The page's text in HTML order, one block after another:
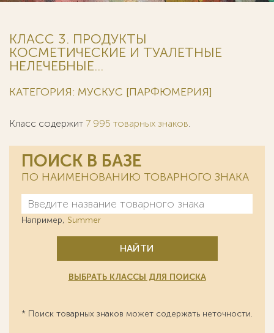
КЛАСС 3. ПРОДУКТЫ
КОСМЕТИЧЕСКИЕ И ТУАЛЕТНЫЕ
НЕЛЕЧЕБНЫЕ...
КАТЕГОРИЯ: МУСКУС [ПАРФЮМЕРИЯ]
Класс содержит 7 995 товарных знаков.
ПОИСК В БАЗЕ
ПО НАИМЕНОВАНИЮ ТОВАРНОГО ЗНАКА
Например, Summer
НАЙТИ
ВЫБРАТЬ КЛАССЫ ДЛЯ ПОИСКА
* Поиск товарных знаков может содержать неточности.